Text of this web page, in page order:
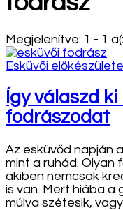
Megjelenítve: 1 - 1
Esküvői
Így válaszd
fodrászodat
Az esküvőd napján
mint a ruhád.
akiben nemcsak
is van. Mert hiába a
múlva szétesik,